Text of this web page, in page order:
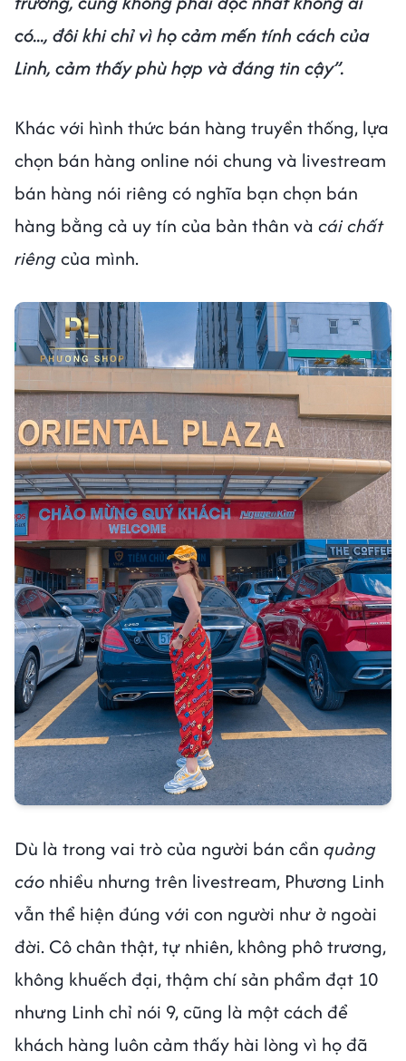
có..., đôi khi chỉ vì họ cảm mến tính cách của
Linh, cảm thấy phù hợp và đáng tin cậy”.
Khác với hình thức bán hàng truyền thống, lựa
chọn bán hàng online nói chung và livestream
bán hàng nói riêng có nghĩa bạn chọn bán
hàng bằng cả uy tín của bản thân và cái chất
riêngcủa mình.
Dù là trong vai trò của người bán cần quảng
cáo nhiều nhưng trên livestream, Phương Linh
vẫn thể hiện đúng với con người như ở ngoài
đời. Cô chân thật, tự nhiên, không phô trương,
không khuếch đại, thậm chí sản phẩm đạt 10
nhưng Linh chỉ nói 9, cũng là một cách để
khách hàng luôn cảm thấy hài lòng vì họ đã